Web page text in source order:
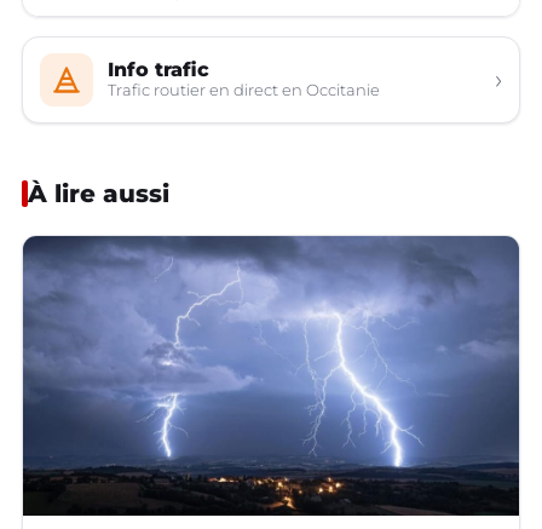
Info trafic
Trafic routier en direct en Occitanie ›
À lire aussi